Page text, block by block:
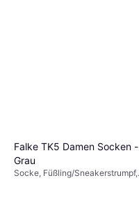
Falke TK5 Damen Socken -
Grau
Socke, Füßling/Sneakerstrumpf,